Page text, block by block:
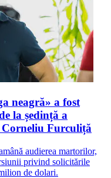
neagră» a fost
la ședință a
Furculiță
audierea martorilor,
privind solicitările
de dolari.